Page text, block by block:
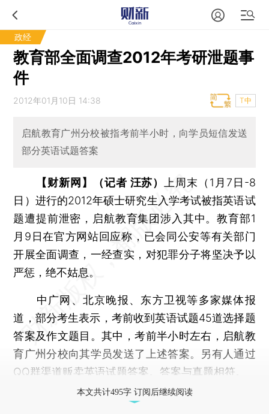
政经
教育部全面调查2012年考研泄题事
件
2012年01月10日 14:38 T中
启航教育广州分校被指考前半小时，向学员短信发送
部分英语试题答案
【财新网】（记者 汪苏）
上周末（1月7日-8
日）进行的2012年硕士研究生入学考试被指英语试
题遭提前泄密，启航教育集团涉入其中。教育部1
月9日在官方网站回应称，已会同公安等有关部门
开展全面调查，一经查实，对犯罪分子将坚决予以
严惩，绝不姑息。
中广网、北京晚报、东方卫视等多家媒体报
道，部分考生表示，考前收到英语试题45道选择题
答案及作文题目。其中，考前半小时左右，启航教
育广州分校向其学员发送了上述答案。另有人通过
QQ群渠道贩卖英语试题答案。答案与真题相符。
本文共计495字 订阅后继续阅读